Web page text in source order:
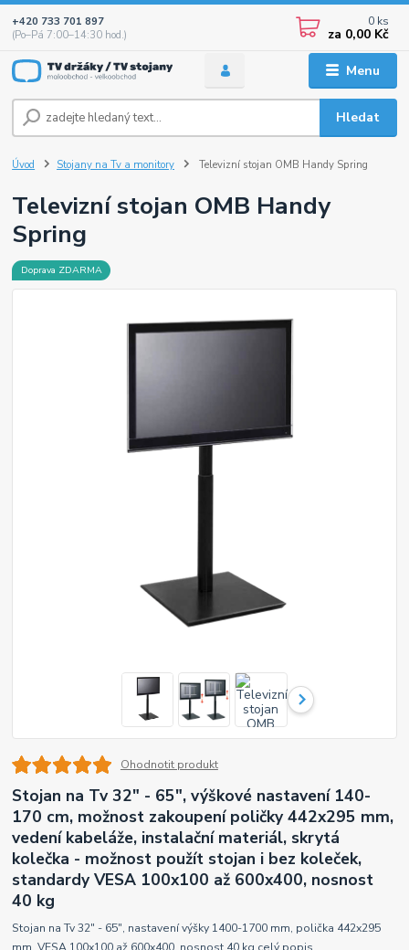
Menu
Hledat
+420 733 701 897
(Po–Pá 7:00–14:30 hod.)
0 ks
za 0,00 Kč
Úvod Stojany na Tv a monitory Televizní stojan OMB Handy Spring
Televizní stojan OMB Handy
Spring
Doprava ZDARMA
Ohodnotit produkt
Stojan na Tv 32" - 65", výškové nastavení 140-
170 cm, možnost zakoupení poličky 442x295 mm,
vedení kabeláže, instalační materiál, skrytá
kolečka - možnost použít stojan i bez koleček,
standardy VESA 100x100 až 600x400, nosnost
40 kg
Stojan na Tv 32" - 65", nastavení výšky 1400-1700 mm, polička 442x295